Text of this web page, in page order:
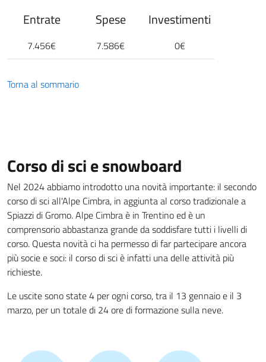
Entrate
7.456€
Spese
7.586€
Investimenti
0€
Torna al sommario
Corso di sci e snowboard
Nel 2024 abbiamo introdotto una novità importante: il secondo
corso di sci all'Alpe Cimbra, in aggiunta al corso tradizionale a
Spiazzi di Gromo. Alpe Cimbra è in Trentino ed è un
comprensorio abbastanza grande da soddisfare tutti i livelli di
corso. Questa novità ci ha permesso di far partecipare ancora
più socie e soci: il corso di sci è infatti una delle attività più
richieste.
Le uscite sono state 4 per ogni corso, tra il 13 gennaio e il 3
marzo, per un totale di 24 ore di formazione sulla neve.